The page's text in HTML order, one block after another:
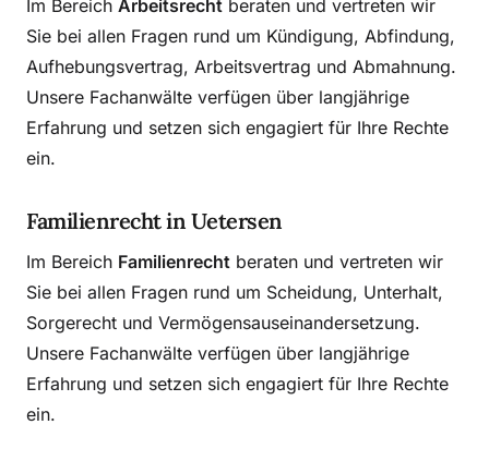
Im Bereich Arbeitsrecht beraten und vertreten wir
Sie bei allen Fragen rund um Kündigung, Abfindung,
Aufhebungsvertrag, Arbeitsvertrag und Abmahnung.
Unsere Fachanwälte verfügen über langjährige
Erfahrung und setzen sich engagiert für Ihre Rechte
ein.
Familienrecht in Uetersen
Im Bereich Familienrecht beraten und vertreten wir
Sie bei allen Fragen rund um Scheidung, Unterhalt,
Sorgerecht und Vermögensauseinandersetzung.
Unsere Fachanwälte verfügen über langjährige
Erfahrung und setzen sich engagiert für Ihre Rechte
ein.